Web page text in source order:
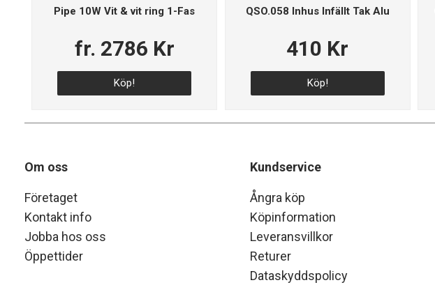
Pipe 10W Vit & vit ring 1-Fas
fr. 2786 Kr
Köp!
QSO.058 Inhus Infällt Tak Alu
410 Kr
Köp!
Om oss
Företaget
Kontakt info
Jobba hos oss
Öppettider
Kundservice
Ångra köp
Köpinformation
Leveransvillkor
Returer
Dataskyddspolicy